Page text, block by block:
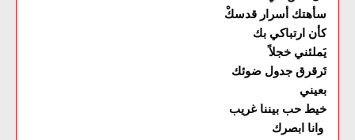
سأهتك أسرار قدسكْ
كأن ارتباكي بك
يَملئني خجلاً
تَرقرق جدول ضوئك
بعيني
خيط حب بيننا غريب